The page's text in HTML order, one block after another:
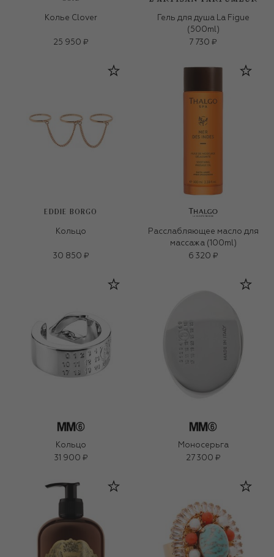
Колье Clover
25 950 ₽
Гель для душа La Figue
(500ml)
7 730 ₽
EDDIE BORGO
Кольцо
30 850 ₽
Расслабляющее масло для
массажа (100ml)
6 320 ₽
Кольцо
31 900 ₽
Моносерьга
27 300 ₽